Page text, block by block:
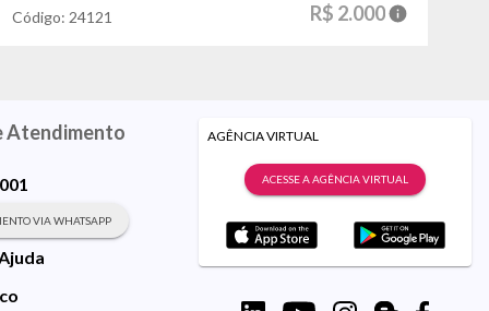
Código: 24121 R$ 2.000
Atendimento
VIA WHATSAPP
AGÊNCIA VIRTUAL
ACESSE A AGÊNCIA VIRTUAL